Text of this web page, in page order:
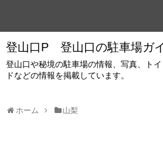
登山口P 登山口の駐車場ガ
登山口や秘境の駐車場の情報、写真、ト
ドなどの情報を掲載しています。
ホーム 山梨